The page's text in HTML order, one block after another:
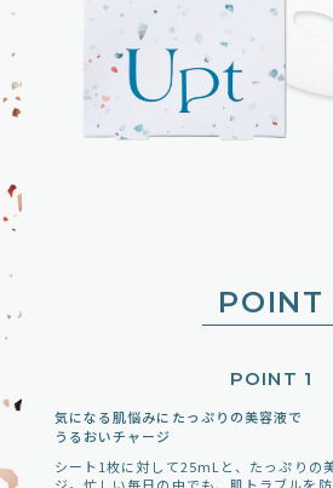
POINT
POINT 1
気になる肌悩みにたっぷりの美容液で
うるおいチャージ
シート1枚に対して25mLと、たっぷりの